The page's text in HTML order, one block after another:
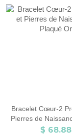
Bracelet Cœur-2
Pierres de
Or
$ 68.88